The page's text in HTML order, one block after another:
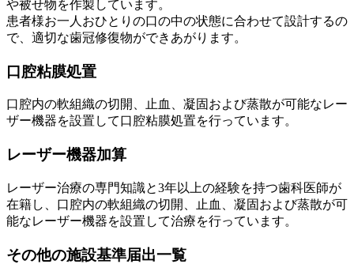
や被せ物を作製しています。
患者様お一人おひとりの口の中の状態に合わせて設計するの
で、適切な歯冠修復物ができあがります。
口腔粘膜処置
口腔内の軟組織の切開、止血、凝固および蒸散が可能なレー
ザー機器を設置して口腔粘膜処置を行っています。
レーザー機器加算
レーザー治療の専門知識と3年以上の経験を持つ歯科医師が
在籍し、口腔内の軟組織の切開、止血、凝固および蒸散が可
能なレーザー機器を設置して治療を行っています。
その他の施設基準届出一覧